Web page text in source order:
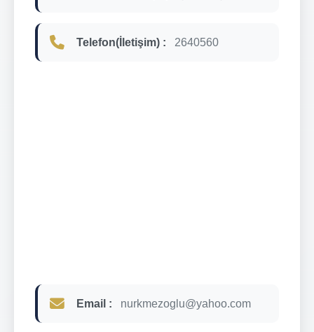
Telefon(İletişim) : 2640560
Email : nurkmezoglu@yahoo.com